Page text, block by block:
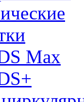
Max